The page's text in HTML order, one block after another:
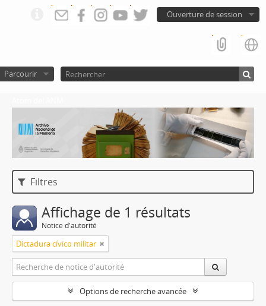
Ouverture de session
Parcourir
Filtres
Affichage de 1 résultats
Notice d'autorité
Dictadura cívico militar
Options de recherche avancée